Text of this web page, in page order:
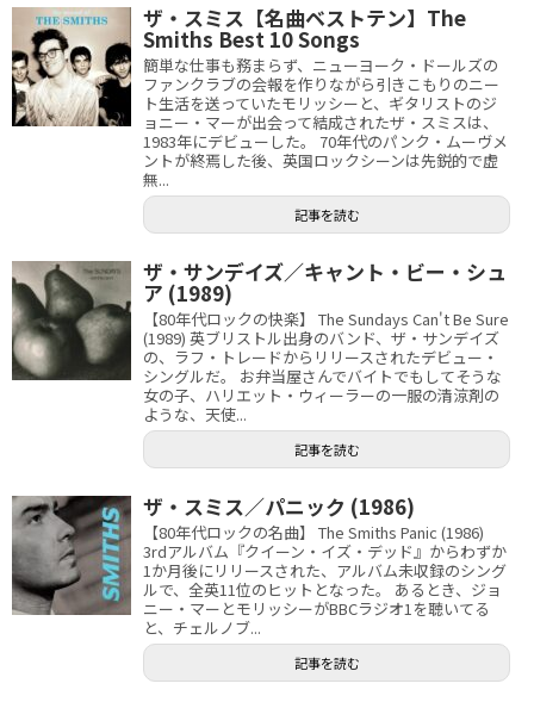
ザ・スミス【名曲ベストテン】The
Smiths Best 10 Songs
簡単な仕事も務まらず、ニューヨーク・ドールズの
ファンクラブの会報を作りながら引きこもりのニー
ト生活を送っていたモリッシーと、ギタリストのジ
ョニー・マーが出会って結成されたザ・スミスは、
1983年にデビューした。 70年代のパンク・ムーヴメ
ントが終焉した後、英国ロックシーンは先鋭的で虚
無...
記事を読む
ザ・サンデイズ／キャント・ビー・シュ
ア (1989)
【80年代ロックの快楽】 The Sundays Can't Be Sure
(1989) 英ブリストル出身のバンド、ザ・サンデイズ
の、ラフ・トレードからリリースされたデビュー・
シングルだ。 お弁当屋さんでバイトでもしてそうな
女の子、ハリエット・ウィーラーの一服の清涼剤の
ような、天使...
記事を読む
ザ・スミス／パニック (1986)
【80年代ロックの名曲】 The Smiths Panic (1986)
3rdアルバム『クイーン・イズ・デッド』からわずか
1か月後にリリースされた、アルバム未収録のシング
ルで、全英11位のヒットとなった。 あるとき、ジョ
ニー・マーとモリッシーがBBCラジオ1を聴いてる
と、チェルノブ...
記事を読む